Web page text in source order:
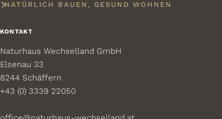
NATÜRLICH BAUEN, GESUND WOHNEN
KONTAKT
Naturhaus Wechselland GmbH
Elsenau 33
8244 Schäffern
+43 (0) 3339 22050